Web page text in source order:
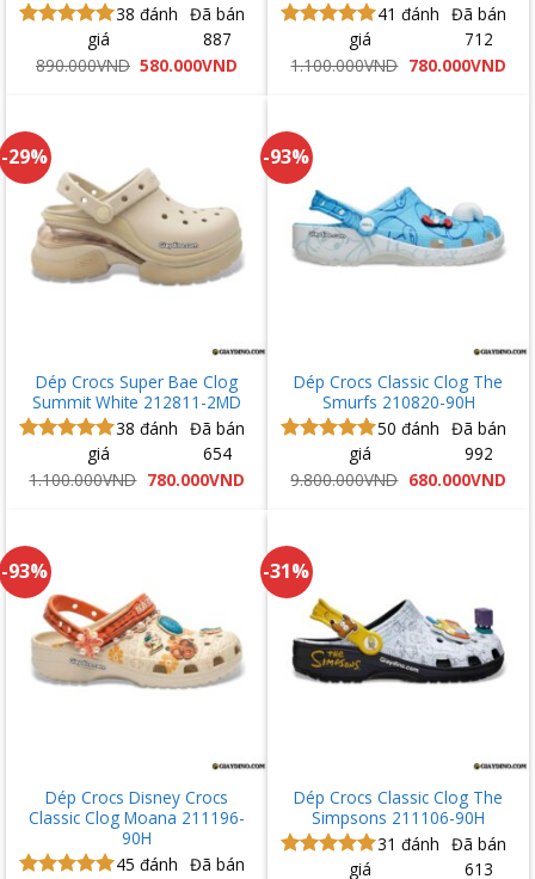
Được xếp
hạng 5.00
38 đánh
giá
Đã bán
887
890.000VND Giá
gốc
580.000VND
Được xếp
hạng5.00
41 đánh
giá
Đã bán
712
1.100.000VND Giá
gốc
780.000VNDGiá
-29%
Dép Crocs Super Bae Clog
Summit White 212811-2MD
Được xếp
hạng5.00
38 đánh
giá
Đã bán
654
1.100.000VND Giá
780.000VNDGiá
780.000VND.
-93%
Dép Crocs Classic Clog The
Smurfs 210820-90H
Được xếp
hạng5.00
50 đánh
giá
Đã bán
992
9.800.000VND Giá
680.000VNDGiá
-93%
Dép Crocs Disney Crocs
Classic Clog Moana 211196-
90H
45 đánh Đã bán
-31%
Dép Crocs Classic Clog The
Simpsons 211106-90H
Được xếp
31 đánh
giá
Đã bán
613